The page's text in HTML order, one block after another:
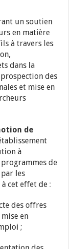
un soutien
en matière
à travers les
dans la
des
et mise en
de
à
de
les
cet effet de :
des offres
en
;